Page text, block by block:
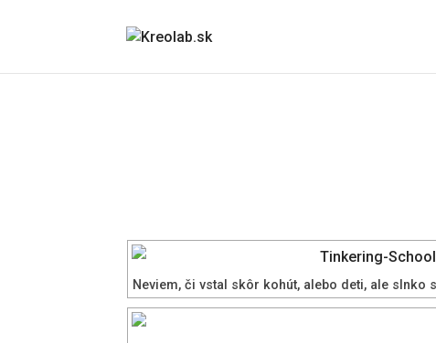
Neviem, či vstal skôr kohút, alebo deti, ale